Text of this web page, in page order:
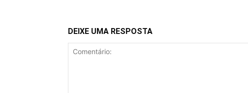
DEIXE UMA RESPOSTA